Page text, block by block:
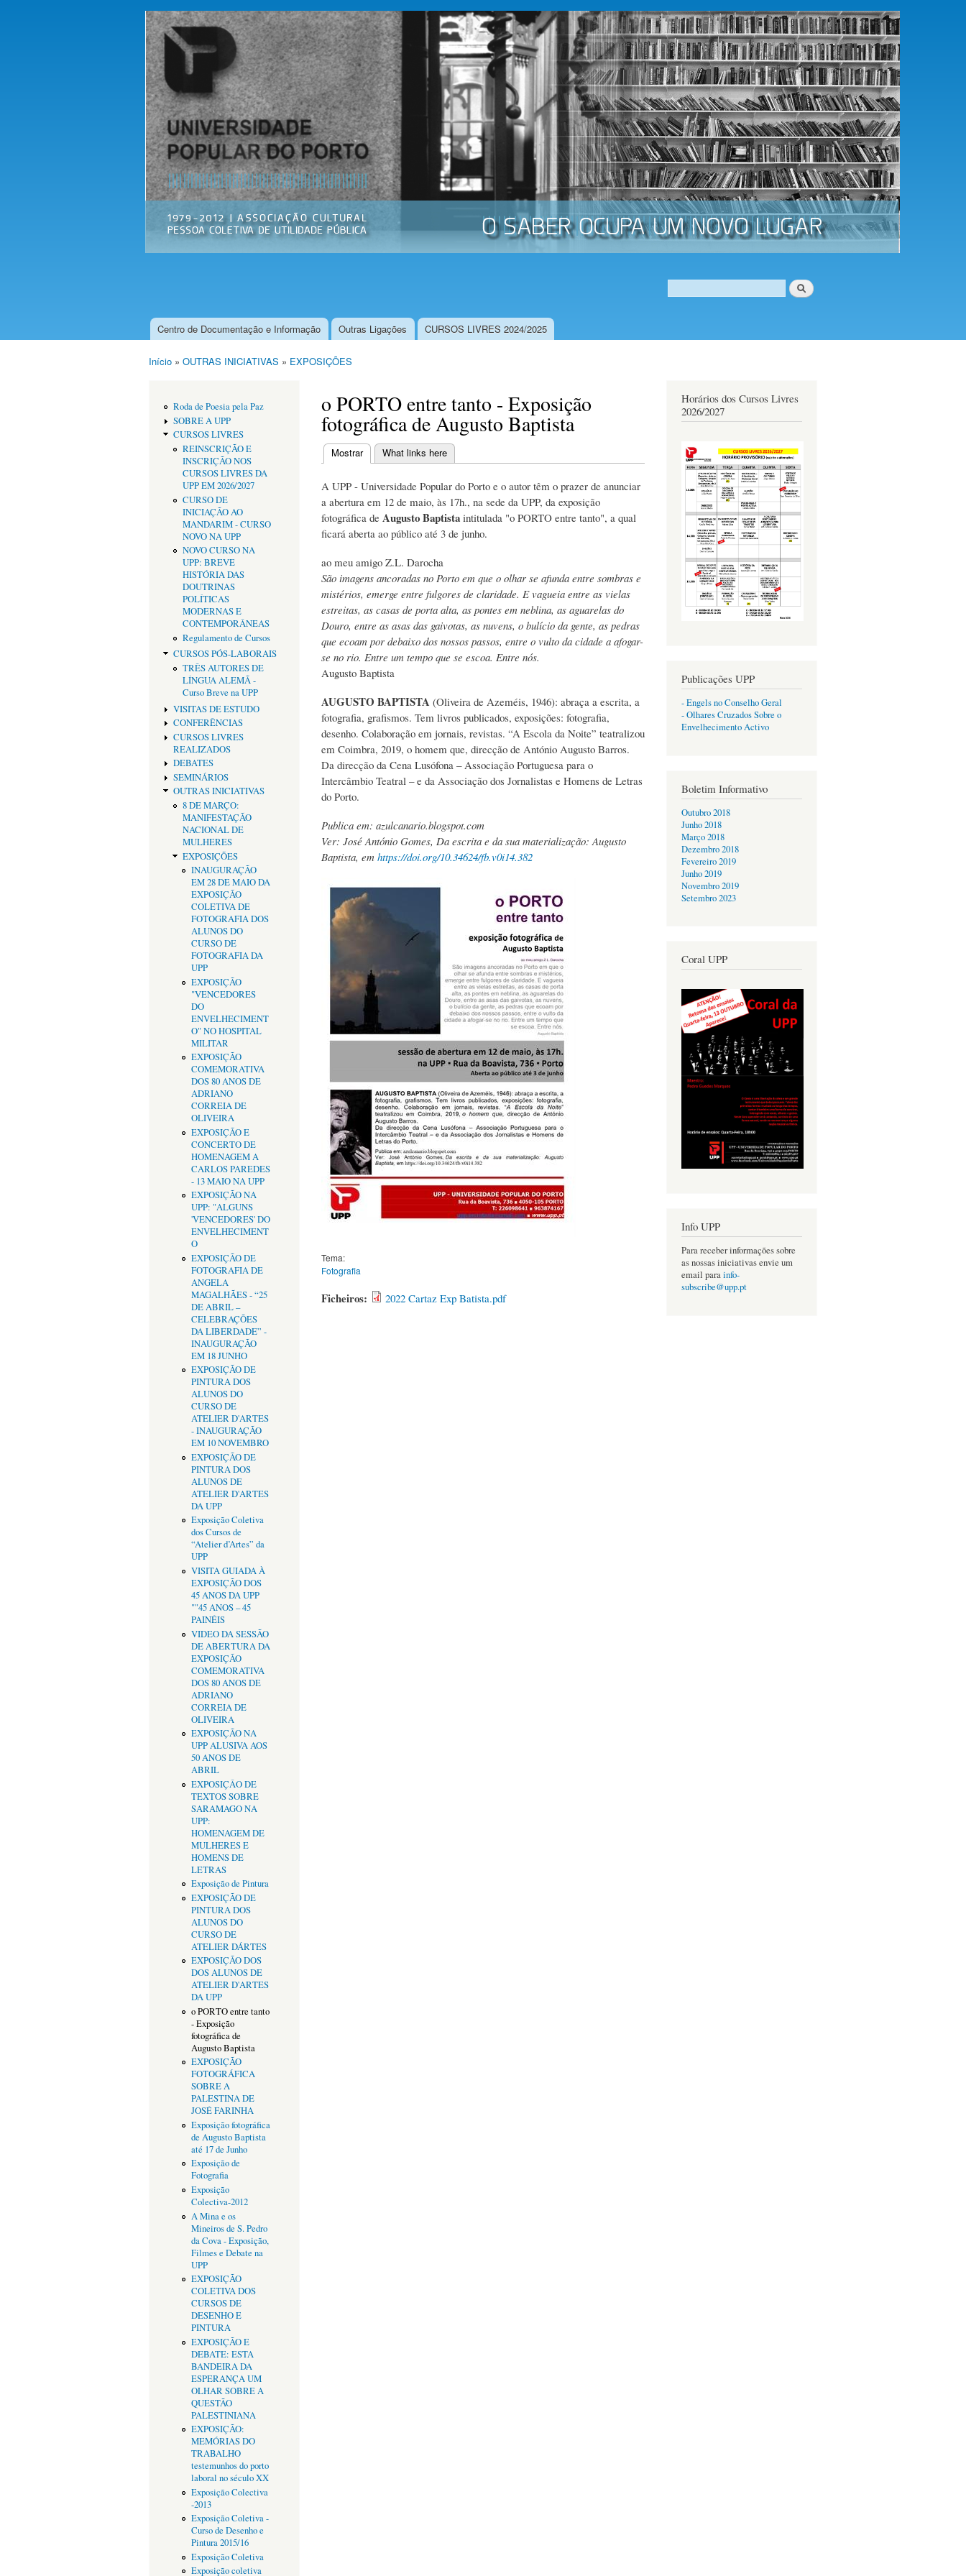
Passar
para o
conteúdo
principal
Universidade
Popular do
Porto
Associação
Cultural
Formulário de procura
Procurar
Menu principal
Centro de Documentação e Informação Outras Ligações CURSOS LIVRES 2024/2025
Início » OUTRAS INICIATIVAS » EXPOSIÇÕES
Roda de Poesia pela Paz
SOBRE A UPP
CURSOS LIVRES
REINSCRIÇÃO E
INSCRIÇÃO NOS
CURSOS LIVRES DA
UPP EM 2026/2027
CURSO DE
INICIAÇÃO AO
MANDARIM - CURSO
NOVO NA UPP
NOVO CURSO NA
UPP: BREVE
HISTÓRIA DAS
DOUTRINAS
POLÍTICAS
MODERNAS E
CONTEMPORÂNEAS
Regulamento de Cursos
CURSOS PÓS-LABORAIS
TRÊS AUTORES DE
LÍNGUA ALEMÃ -
Curso Breve na UPP
VISITAS DE ESTUDO
CONFERÊNCIAS
CURSOS LIVRES
REALIZADOS
DEBATES
SEMINÁRIOS
OUTRAS INICIATIVAS
8 DE MARÇO:
MANIFESTAÇÃO
NACIONAL DE
MULHERES
EXPOSIÇÕES
INAUGURAÇÃO
EM 28 DE MAIO DA
EXPOSIÇÃO
COLETIVA DE
FOTOGRAFIA DOS
ALUNOS DO
CURSO DE
FOTOGRAFIA DA
UPP
EXPOSIÇÃO
"VENCEDORES
DO
ENVELHECIMENT
O" NO HOSPITAL
MILITAR
EXPOSIÇÃO
COMEMORATIVA
DOS 80 ANOS DE
ADRIANO
CORREIA DE
OLIVEIRA
EXPOSIÇÃO E
CONCERTO DE
HOMENAGEM A
CARLOS PAREDES
- 13 MAIO NA UPP
EXPOSIÇÃO NA
UPP: "ALGUNS
'VENCEDORES' DO
ENVELHECIMENT
O
EXPOSIÇÃO DE
FOTOGRAFIA DE
ANGELA
MAGALHÃES - “25
DE ABRIL –
CELEBRAÇÕES
DA LIBERDADE” -
INAUGURAÇÃO
EM 18 JUNHO
EXPOSIÇÃO DE
PINTURA DOS
ALUNOS DO
CURSO DE
ATELIER D'ARTES
- INAUGURAÇÃO
EM 10 NOVEMBRO
EXPOSIÇÃO DE
PINTURA DOS
ALUNOS DE
ATELIER D'ARTES
DA UPP
Exposição Coletiva
dos Cursos de
“Atelier d’Artes” da
UPP
VISITA GUIADA À
EXPOSIÇÃO DOS
45 ANOS DA UPP
""45 ANOS – 45
PAINÉIS
VIDEO DA SESSÃO
DE ABERTURA DA
EXPOSIÇÃO
COMEMORATIVA
DOS 80 ANOS DE
ADRIANO
CORREIA DE
OLIVEIRA
EXPOSIÇÃO NA
UPP ALUSIVA AOS
50 ANOS DE
ABRIL
EXPOSIÇÂO DE
TEXTOS SOBRE
SARAMAGO NA
UPP:
HOMENAGEM DE
MULHERES E
HOMENS DE
LETRAS
Exposição de Pintura
EXPOSIÇÃO DE
PINTURA DOS
ALUNOS DO
CURSO DE
ATELIER DÁRTES
EXPOSIÇÃO DOS
DOS ALUNOS DE
ATELIER D'ARTES
DA UPP
o PORTO entre tanto
- Exposição
fotográfica de
Augusto Baptista
EXPOSIÇÃO
FOTOGRÁFICA
SOBRE A
PALESTINA DE
JOSÉ FARINHA
Exposição fotográfica
de Augusto Baptista
até 17 de Junho
Exposição de
Fotografia
Exposição
Colectiva-2012
A Mina e os
Mineiros de S. Pedro
da Cova - Exposição,
Filmes e Debate na
UPP
EXPOSIÇÃO
COLETIVA DOS
CURSOS DE
DESENHO E
PINTURA
EXPOSIÇÃO E
DEBATE: ESTA
BANDEIRA DA
ESPERANÇA UM
OLHAR SOBRE A
QUESTÃO
PALESTINIANA
EXPOSIÇÃO:
MEMÓRIAS DO
TRABALHO
testemunhos do porto
laboral no século XX
Exposição Colectiva
-2013
Exposição Coletiva -
Curso de Desenho e
Pintura 2015/16
Exposição Coletiva
Exposição coletiva
o PORTO entre tanto - Exposição
fotográfica de Augusto Baptista
Separadores primários
Mostrar(separador ativo)
What links here
A UPP - Universidade Popular do Porto e o autor têm o prazer de anunciar
a abertura em 12 de maio, às 17h., na sede da UPP, da exposição
fotográfica de Augusto Baptista intitulada "o PORTO entre tanto", a qual
ficará aberta ao público até 3 de junho.
ao meu amigo Z.L. Darocha
São imagens ancoradas no Porto em que o olhar se afunda entre sombras e
mistérios, emerge entre fulgores de claridade. E vagueia entre as vielas
estreitas, as casas de porta alta, as pontes em neblina, as aguarelas do
Douro, entre as asas das gaivotas, as nuvens, o bulício da gente, as pedras
que ecoam por debaixo dos nossos passos, entre o vulto da cidade a afogar-
se no rio. Entre um tempo que se escoa. Entre nós.
Augusto Baptista
AUGUSTO BAPTISTA (Oliveira de Azeméis, 1946): abraça a escrita, a
fotografia, grafismos. Tem livros publicados, exposições: fotografia,
desenho. Colaboração em jornais, revistas. “A Escola da Noite” teatralizou
em Coimbra, 2019, o homem que, direcção de António Augusto Barros.
Da direcção da Cena Lusófona – Associação Portuguesa para o
Intercâmbio Teatral – e da Associação dos Jornalistas e Homens de Letras
do Porto.
Publica em: azulcanario.blogspot.com
Ver: José António Gomes, Da escrita e da sua materialização: Augusto
Baptista, em https://doi.org/10.34624/fb.v0i14.382
Tema:
Fotografia
Ficheiros: 2022 Cartaz Exp Batista.pdf
Horários dos Cursos Livres
2026/2027
Publicações UPP
- Engels no Conselho Geral
- Olhares Cruzados Sobre o
Envelhecimento Activo
Boletim Informativo
Outubro 2018
Junho 2018
Março 2018
Dezembro 2018
Fevereiro 2019
Junho 2019
Novembro 2019
Setembro 2023
Coral UPP
Info UPP
Para receber informações sobre
as nossas iniciativas envie um
email parainfo-
subscribe@upp.pt